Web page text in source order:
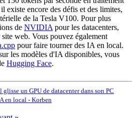
existe encore des défis et des limites,
de la Tesla V100. Pour plus
de NVIDIA pour les datacenters,
web. Vous pouvez également
pour faire tourner des IA en local.
les modèles d'IA disponibles, vous
Hugging Face.
un GPU de datacenter dans son PC
en local - Korben